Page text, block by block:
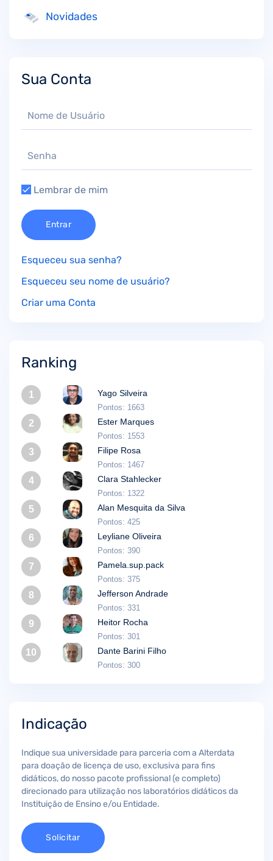
Novidades
Sua Conta
Lembrar de mim
Entrar
Esqueceu sua senha?
Esqueceu seu nome de usuário?
Criar uma Conta
Ranking
1 Yago Silveira
Pontos: 1663
2 Ester Marques
Pontos: 1553
3 Filipe Rosa
Pontos: 1467
4 Clara Stahlecker
Pontos: 1322
5 Alan Mesquita da Silva
Pontos: 425
6 Leyliane Oliveira
Pontos: 390
7 Pamela.sup.pack
Pontos: 375
8 Jefferson Andrade
Pontos: 331
9 Heitor Rocha
Pontos: 301
10 Dante Barini Filho
Pontos: 300
Indicação
Indique sua universidade para parceria com a Alterdata
para doação de licença de uso, exclusiva para fins
didáticos, do nosso pacote profissional (e completo)
direcionado para utilização nos laboratórios didáticos da
Instituição de Ensino e/ou Entidade.
Solicitar